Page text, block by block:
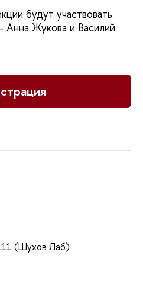
будут участвовать
Анна Жукова и Василий
(Шухов Лаб)